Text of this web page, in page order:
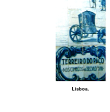
Lisboa.